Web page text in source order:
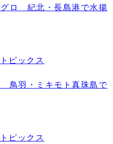
ロ 紀北・長島港で水揚
ピックス
鳥羽・ミキモト真珠島で
ピックス